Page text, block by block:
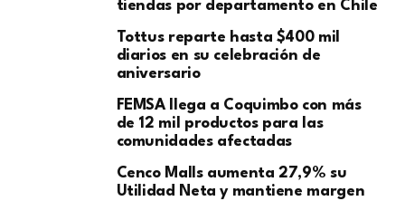
tiendas por departamento en Chile
Tottus reparte hasta $400 mil
diarios en su celebración de
aniversario
FEMSA llega a Coquimbo con más
de 12 mil productos para las
comunidades afectadas
Cenco Malls aumenta 27,9% su
Utilidad Neta y mantiene margen